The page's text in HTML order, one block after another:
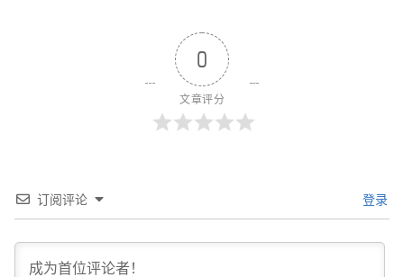
0
文章评分
订阅评论 登录